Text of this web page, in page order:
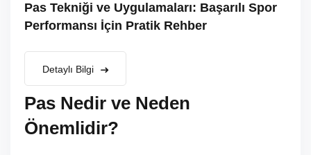
Pas Tekniği ve Uygulamaları: Başarılı Spor
Performansı İçin Pratik Rehber
Detaylı Bilgi
Pas Nedir ve Neden
Önemlidir?